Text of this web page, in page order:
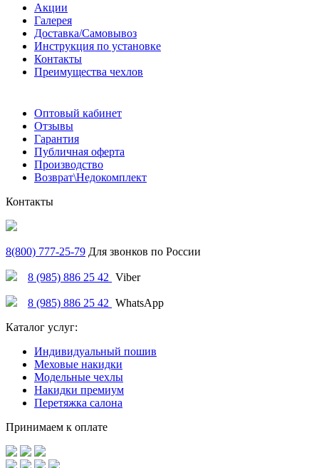
Акции
Галерея
Доставка/Самовывоз
Инструкция по установке
Контакты
Преимущества чехлов
Оптовый кабинет
Отзывы
Гарантия
Публичная оферта
Производство
Возврат\Недокомплект
Контакты
8(800) 777-25-79 Для звонков по России
8 (985) 886 25 42 Viber
8 (985) 886 25 42 WhatsApp
Каталог услуг:
Индивидуальный пошив
Меховые накидки
Модельные чехлы
Накидки премиум
Перетяжка салона
Принимаем к оплате